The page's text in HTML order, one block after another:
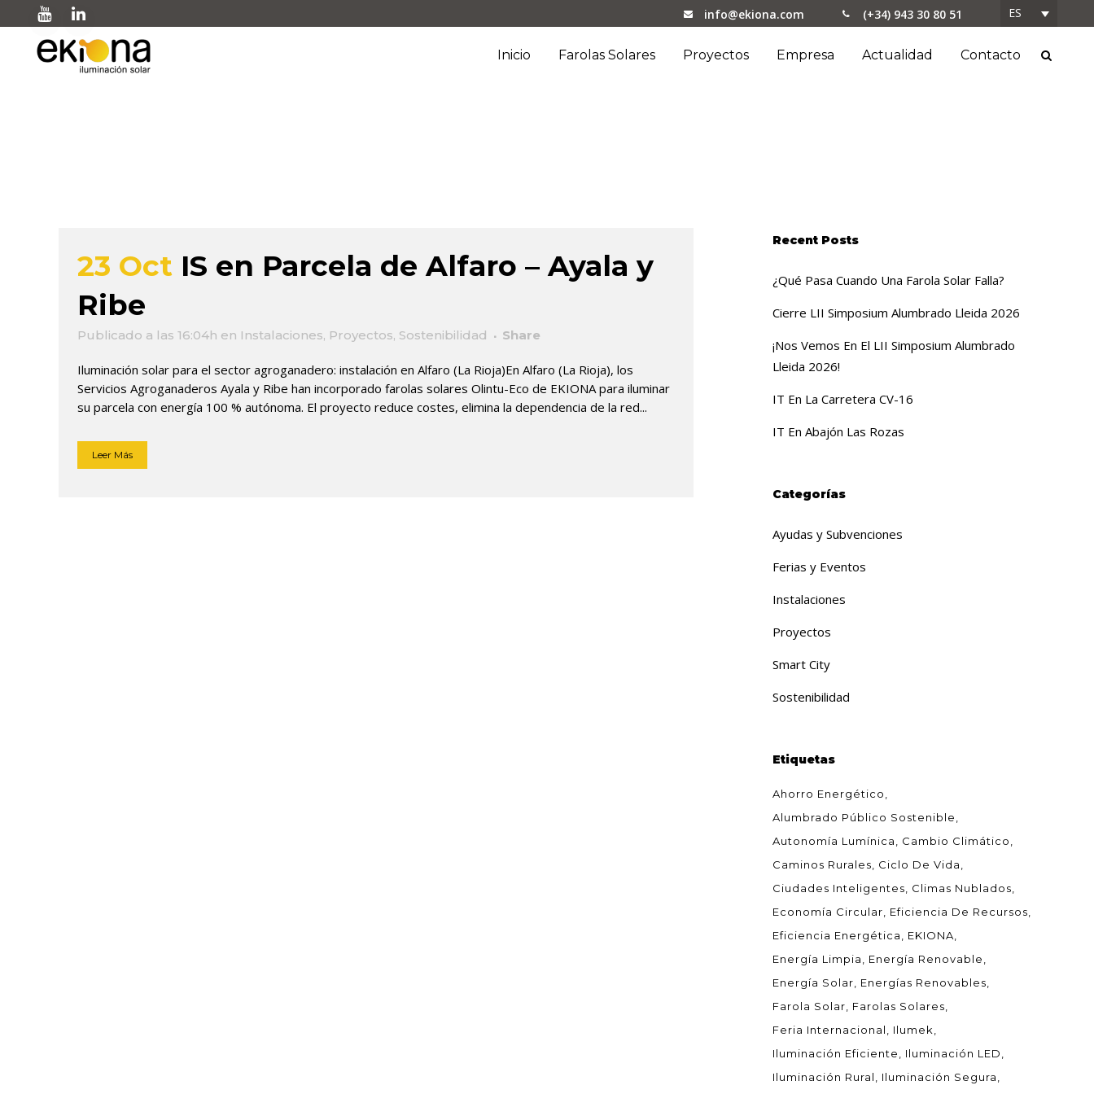
info@ekiona.com (+34) 943 30 80 51 ES
Inicio Farolas Solares Proyectos Empresa Actualidad Contacto
23 Oct IS en Parcela de Alfaro – Ayala y
Ribe
Publicado a las 16:04h en Instalaciones, Proyectos, Sostenibilidad Share
Iluminación solar para el sector agroganadero: instalación en Alfaro (La Rioja)En Alfaro (La Rioja), los
Servicios Agroganaderos Ayala y Ribe han incorporado farolas solares Olintu-Eco de EKIONA para iluminar
su parcela con energía 100 % autónoma. El proyecto reduce costes, elimina la dependencia de la red...
Leer Más
Recent Posts
¿Qué Pasa Cuando Una Farola Solar Falla?
Cierre LII Simposium Alumbrado Lleida 2026
¡Nos Vemos En El LII Simposium Alumbrado
Lleida 2026!
IT En La Carretera CV-16
IT En Abajón Las Rozas
Categorías
Ayudas y Subvenciones
Ferias y Eventos
Instalaciones
Proyectos
Smart City
Sostenibilidad
Etiquetas
Ahorro Energético
Alumbrado Público Sostenible
Autonomía Lumínica
Cambio Climático
Caminos Rurales
Ciclo De Vida
Ciudades Inteligentes
Climas Nublados
Economía Circular
Eficiencia De Recursos
Eficiencia Energética
EKIONA
Energía Limpia
Energía Renovable
Energía Solar
Energías Renovables
Farola Solar
Farolas Solares
Feria Internacional
Ilumek
Iluminación Eficiente
Iluminación LED
Iluminación Rural
Iluminación Segura